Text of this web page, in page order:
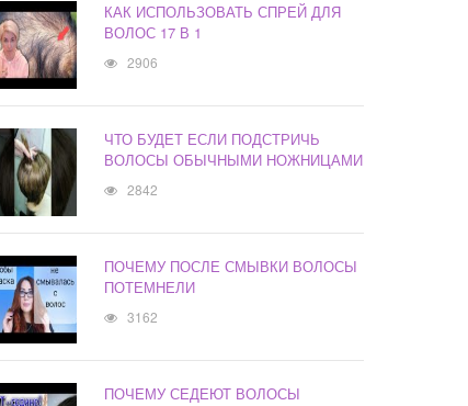
КАК ИСПОЛЬЗОВАТЬ СПРЕЙ ДЛЯ
ВОЛОС 17 В 1
2906
ЧТО БУДЕТ ЕСЛИ ПОДСТРИЧЬ
ВОЛОСЫ ОБЫЧНЫМИ НОЖНИЦАМИ
2842
ПОЧЕМУ ПОСЛЕ СМЫВКИ ВОЛОСЫ
ПОТЕМНЕЛИ
3162
ПОЧЕМУ СЕДЕЮТ ВОЛОСЫ